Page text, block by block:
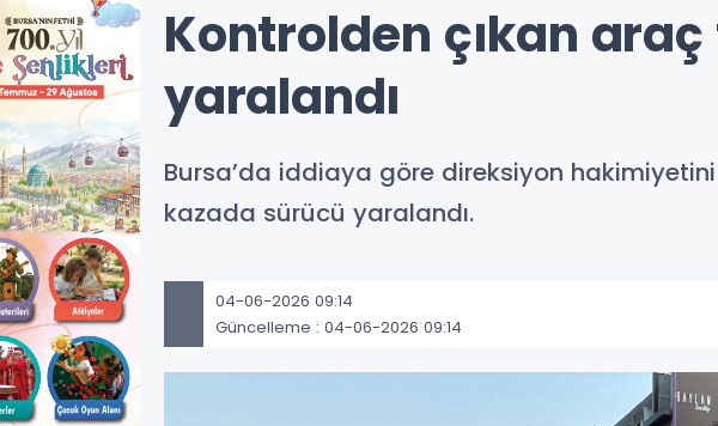
Kontrolden çıkan
yaralandı
Bursa’da iddiaya göre direksiyon
kazada sürücü yaralandı.
04-06-2026 09:14
Güncelleme : 04-06-2026 09:14